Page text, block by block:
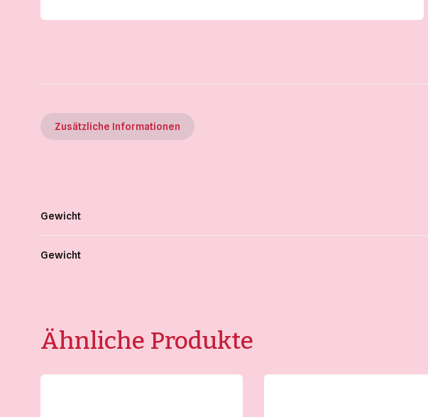
Zusätzliche Informationen
Gewicht
Gewicht
Ähnliche Produkte